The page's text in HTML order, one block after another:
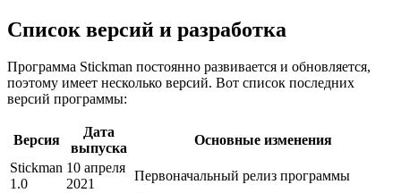
Список версий и разработка
Программа Stickman постоянно развивается и обновляется,
поэтому имеет несколько версий. Вот список последних
версий программы:
Версия
Дата
выпуска
Основные изменения
Stickman
1.0
10 апреля
2021
Первоначальный релиз программы